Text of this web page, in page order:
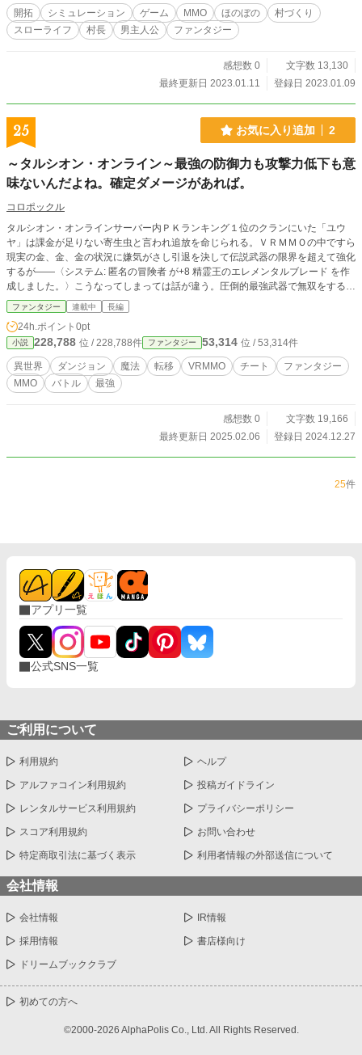
開拓 シミュレーション ゲーム MMO ほのぼの
村づくり
スローライフ
村長 男主人公 ファンタジー
感想数 0
文字数 13,130
最終更新日 2023.01.11
登録日 2023.01.09
25 お気に入り追加 2
～タルシオン・オンライン～最強の防御力も攻撃力低下も意
味ないんだよね。確定ダメージがあれば。
コロポックル
タルシオン・オンラインサーバー内ＰＫランキング１位のクランにいた「ユウ
ヤ」は課金が足りない寄生虫と言われ追放を命じられる。ＶＲＭＭＯの中ですら
現実の金、金、金の状況に嫌気がさし引退を決して伝説武器の限界を超えて強化
するが――〈システム: 匿名の冒険者 が+8 精霊王のエレメンタルブレード を作
成しました。〉こうなってしまっては話が違う。圧倒的最強武器で無双をする
が、〈システム: これより 転移魔法 Realm shift を発動します。〉ん？ログアウ
ト出来ないが？〈システム: タルシオン へようこそ。ここはゲームの世界ではな
く、全く別の法則によって成り立つ現実の世界。〉え？５０万人が転移？いやそ
んなことより俺の伝説武器は？俺の伝説スキルは？？？
ファンタジー 連載中 長編
24h.ポイント 0pt
小説 228,788 位 / 228,788件 ファンタジー 53,314 位 / 53,314件
異世界 ダンジョン 魔法 転移 VRMMO チート
ファンタジー
MMO
バトル 最強
感想数 0
文字数 19,166
最終更新日 2025.02.06
登録日 2024.12.27
25件
アプリ一覧
公式SNS一覧
ご利用について
利用規約 ヘルプ
アルファコイン利用規約 投稿ガイドライン
レンタルサービス利用規約 プライバシーポリシー
スコア利用規約 お問い合わせ
特定商取引法に基づく表示 利用者情報の外部送信について
会社情報
会社情報 IR情報
採用情報 書店様向け
ドリームブッククラブ
初めての方へ
©2000-2026 AlphaPolis Co., Ltd. All Rights Reserved.